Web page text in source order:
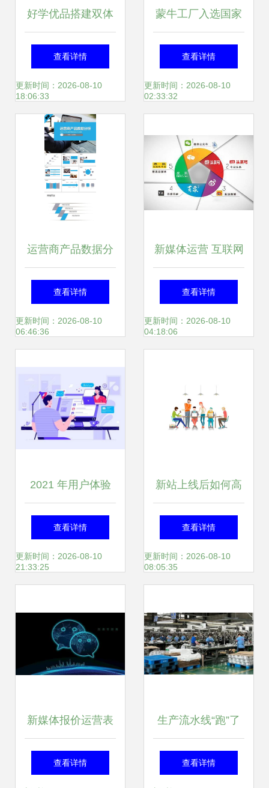
好学优品搭建双体
系，赋能教培机构
成为运营合伙人
查看详情
更新时间：2026-08-10
18:06:33
蒙牛工厂入选国家
智能制造示范名
单，数智化建设引
查看详情
更新时间：2026-08-10
02:33:32
运营商产品数据分
析 提升运营效率的
关键策略
查看详情
更新时间：2026-08-10
06:46:36
新媒体运营 互联网
职场中的关键角色
与提升方法
查看详情
更新时间：2026-08-10
04:18:06
2021 年用户体验
设计趋势分析及运
营启示
查看详情
更新时间：2026-08-10
21:33:25
新站上线后如何高
效开展网站运营工
作
查看详情
更新时间：2026-08-10
08:05:35
新媒体报价运营表
推荐与使用指南
查看详情
生产流水线“跑”了
起来，他们这样助
查看详情